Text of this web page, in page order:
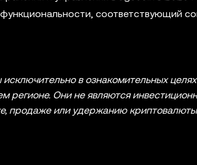
соответствующий
в ознакомительных
регионе. Они не являются
продаже или удержанию
или налоговой сфере. Криптовалюты /